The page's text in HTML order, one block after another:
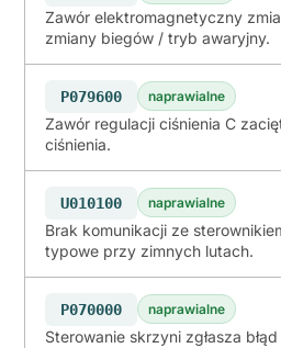
Zawór elektromagnetyczny
zmiany biegów / tryb awaryjny.
P079600
Zawór regulacji ciśnienia C
ciśnienia.
naprawialne
U010100
Brak komunikacji ze
typowe przy zimnych lutach.
naprawialne
P070000
Sterowanie skrzyni zgłasza
naprawialne